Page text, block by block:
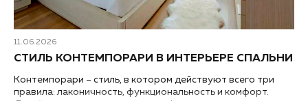
11.06.2026
СТИЛЬ КОНТЕМПОРАРИ В ИНТЕРЬЕРЕ СПАЛЬНИ
Контемпорари – стиль, в котором действуют всего три
правила: лаконичность, функциональность и комфорт.